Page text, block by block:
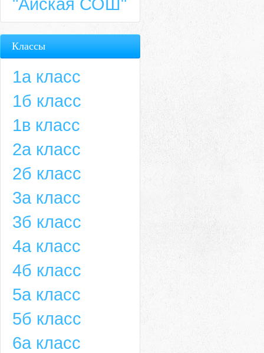
Классы
1а класс
1б класс
1в класс
2а класс
2б класс
3а класс
3б класс
4а класс
4б класс
5а класс
5б класс
6а класс